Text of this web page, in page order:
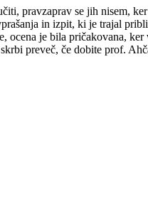
pravzaprav se jih nisem,
in izpit, ki je trajal
ocena je bila pričakovana,
preveč, če dobite prof.